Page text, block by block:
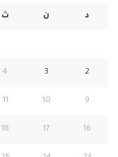
د ن ث
2
3
4
9
10
11
16
17
18